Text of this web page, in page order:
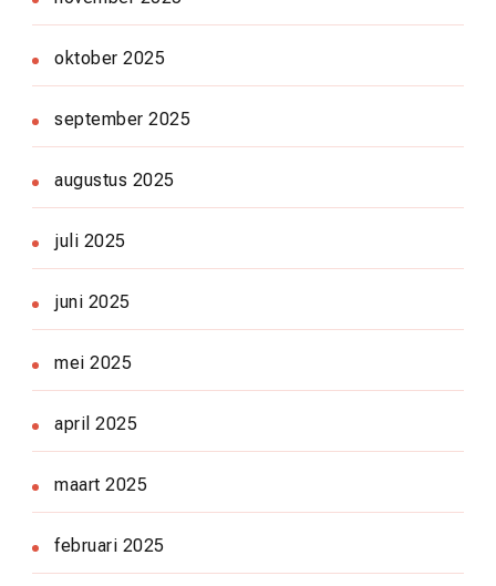
oktober 2025
september 2025
augustus 2025
juli 2025
juni 2025
mei 2025
april 2025
maart 2025
februari 2025